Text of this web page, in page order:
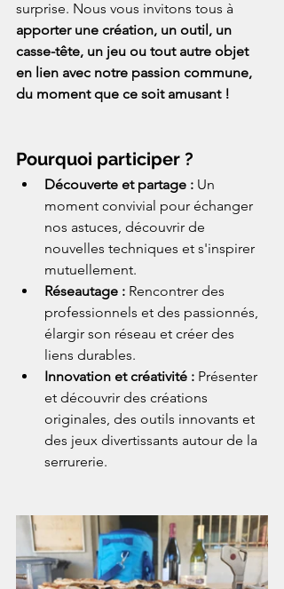
surprise. Nous vous invitons tous à
apporter une création, un outil, un
casse-tête, un jeu ou tout autre objet
en lien avec notre passion commune,
du moment que ce soit amusant !
Pourquoi participer ?
Découverte et partage : Un
moment convivial pour échanger
nos astuces, découvrir de
nouvelles techniques et s'inspirer
mutuellement.
Réseautage : Rencontrer des
professionnels et des passionnés,
élargir son réseau et créer des
liens durables.
Innovation et créativité : Présenter
et découvrir des créations
originales, des outils innovants et
des jeux divertissants autour de la
serrurerie.